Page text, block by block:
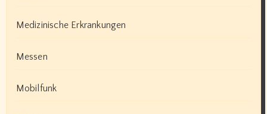
Medizinische Erkrankungen
Messen
Mobilfunk